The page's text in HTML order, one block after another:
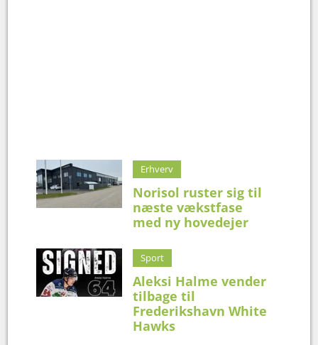
Erhverv
Norisol ruster sig til
næste vækstfase
med ny hovedejer
Sport
Aleksi Halme vender
tilbage til
Frederikshavn White
Hawks